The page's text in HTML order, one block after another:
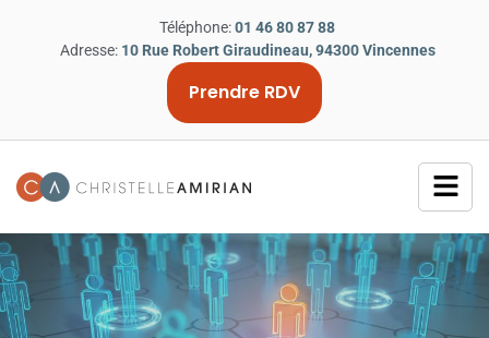
Téléphone:01 46 80 87 88
Adresse: 10 Rue Robert Giraudineau, 94300 Vincennes
Prendre RDV